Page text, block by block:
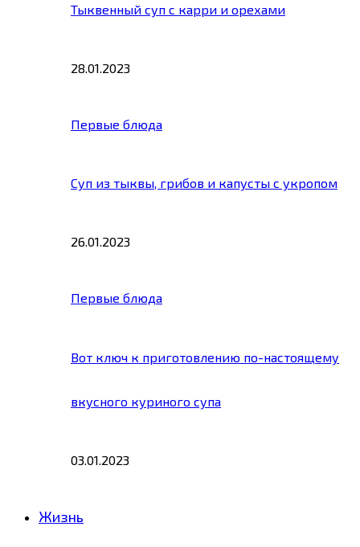
Тыквенный суп с карри и орехами
28.01.2023
Первые блюда
Суп из тыквы, грибов и капусты с укропом
26.01.2023
Первые блюда
Вот ключ к приготовлению по-настоящему
вкусного куриного супа
03.01.2023
Жизнь